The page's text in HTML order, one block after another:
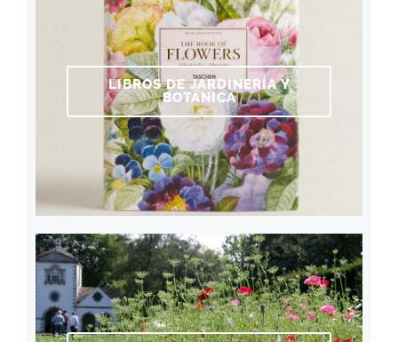
LIBROS DE JARDINERÍA Y
BOTÁNICA